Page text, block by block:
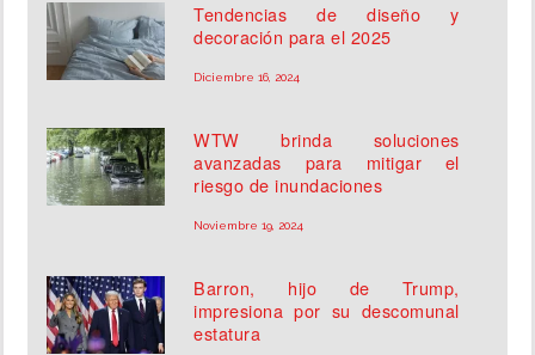
Tendencias de diseño y
decoración para el 2025
Diciembre 16, 2024
WTW brinda soluciones
avanzadas para mitigar el
riesgo de inundaciones
Noviembre 19, 2024
Barron, hijo de Trump,
impresiona por su descomunal
estatura